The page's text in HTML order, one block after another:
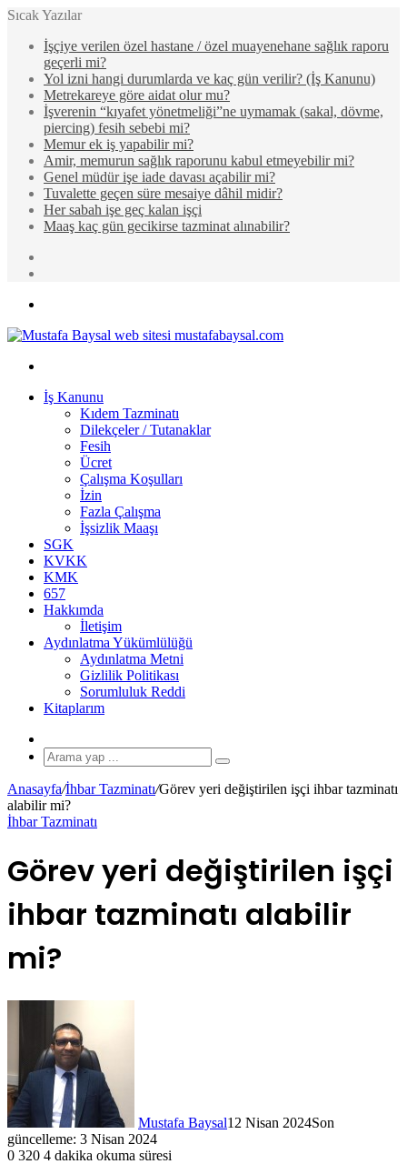
Sıcak Yazılar
İşçiye verilen özel hastane / özel muayenehane sağlık raporu
geçerli mi?
Yol izni hangi durumlarda ve kaç gün verilir? (İş Kanunu)
Metrekareye göre aidat olur mu?
İşverenin “kıyafet yönetmeliği”ne uymamak (sakal, dövme,
piercing) fesih sebebi mi?
Memur ek iş yapabilir mi?
Amir, memurun sağlık raporunu kabul etmeyebilir mi?
Genel müdür işe iade davası açabilir mi?
Tuvalette geçen süre mesaiye dâhil midir?
Her sabah işe geç kalan işçi
Maaş kaç gün gecikirse tazminat alınabilir?
...
İş Kanunu
Kıdem Tazminatı
Dilekçeler / Tutanaklar
Fesih
Ücret
Çalışma Koşulları
İzin
Fazla Çalışma
İşsizlik Maaşı
SGK
KVKK
KMK
657
Hakkımda
İletişim
Aydınlatma Yükümlülüğü
Aydınlatma Metni
Gizlilik Politikası
Sorumluluk Reddi
Kitaplarım
Makale
Arama
yap
...
Anasayfa/İhbar Tazminatı/Görev yeri değiştirilen işçi ihbar tazminatı
alabilir mi?
İhbar Tazminatı
Görev yeri değiştirilen işçi
ihbar tazminatı alabilir
mi?
Mustafa Baysal12 Nisan 2024Son
güncelleme: 3 Nisan 2024
0 320 4 dakika okuma süresi